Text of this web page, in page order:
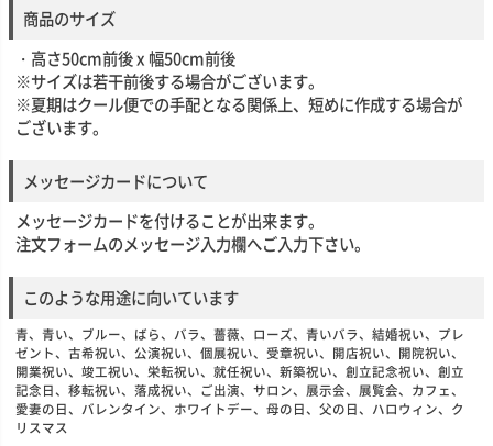
商品のサイズ
・高さ50cm前後 x 幅50cm前後
※サイズは若干前後する場合がございます。
※夏期はクール便での手配となる関係上、短めに作成する場合が
ございます。
メッセージカードについて
メッセージカードを付けることが出来ます。
注文フォームのメッセージ入力欄へご入力下さい。
このような用途に向いています
青、青い、ブルー、ばら、バラ、薔薇、ローズ、青いバラ、結婚祝い、プレ
ゼント、古希祝い、公演祝い、個展祝い、受章祝い、開店祝い、開院祝い、
開業祝い、竣工祝い、栄転祝い、就任祝い、新築祝い、創立記念祝い、創立
記念日、移転祝い、落成祝い、ご出演、サロン、展示会、展覧会、カフェ、
愛妻の日、バレンタイン、ホワイトデー、母の日、父の日、ハロウィン、ク
リスマス